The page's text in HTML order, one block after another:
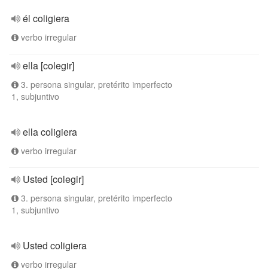
él coligiera
verbo irregular
ella [colegir]
3. persona singular, pretérito imperfecto
1, subjuntivo
ella coligiera
verbo irregular
Usted [colegir]
3. persona singular, pretérito imperfecto
1, subjuntivo
Usted coligiera
verbo irregular